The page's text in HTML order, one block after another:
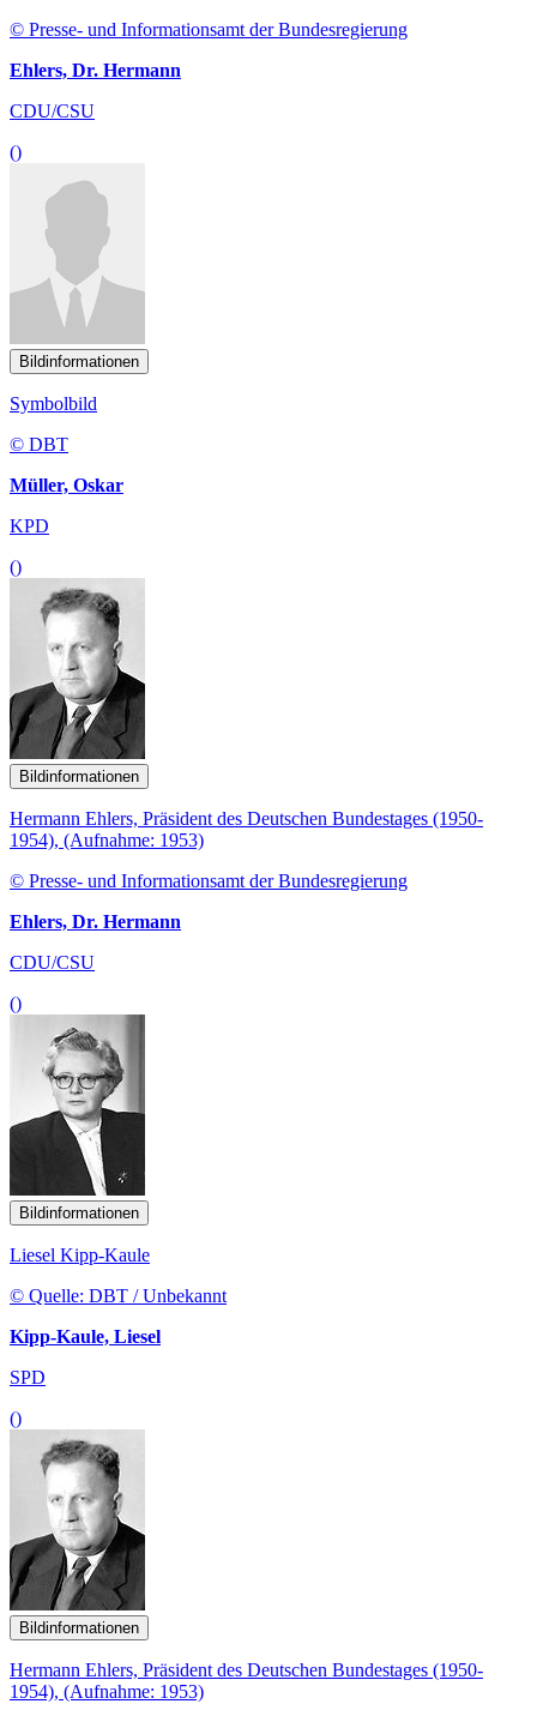
© Presse- und Informationsamt der Bundesregierung
Ehlers, Dr. Hermann
CDU/CSU
()
Bildinformationen
Symbolbild
© DBT
Müller, Oskar
KPD
()
Bildinformationen
Hermann Ehlers, Präsident des Deutschen Bundestages (1950-
1954), (Aufnahme: 1953)
© Presse- und Informationsamt der Bundesregierung
Ehlers, Dr. Hermann
CDU/CSU
()
Bildinformationen
Liesel Kipp-Kaule
© Quelle: DBT / Unbekannt
Kipp-Kaule, Liesel
SPD
()
Bildinformationen
Hermann Ehlers, Präsident des Deutschen Bundestages (1950-
1954), (Aufnahme: 1953)